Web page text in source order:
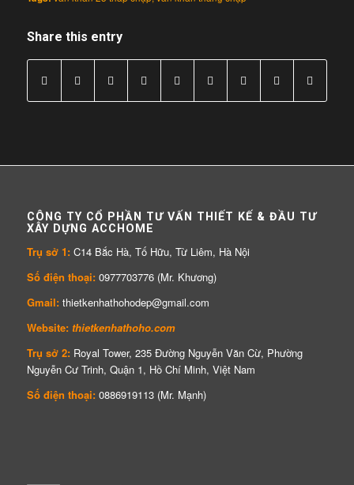
Share this entry
CÔNG TY CỔ PHẦN TƯ VẤN THIẾT KẾ & ĐẦU TƯ
XÂY DỰNG ACCHOME
Trụ sở 1:C14 Bắc Hà, Tố Hữu, Từ Liêm, Hà Nội
Số điện thoại:0977703776 (Mr. Khương)
Gmail:thietkenhathohodep@gmail.com
Website:thietkenhathoho.com
Trụ sở 2:Royal Tower, 235 Đường Nguyễn Văn Cừ, Phường
Nguyễn Cư Trinh, Quận 1, Hồ Chí Minh, Việt Nam
Số điện thoại:0886919113 (Mr. Mạnh)